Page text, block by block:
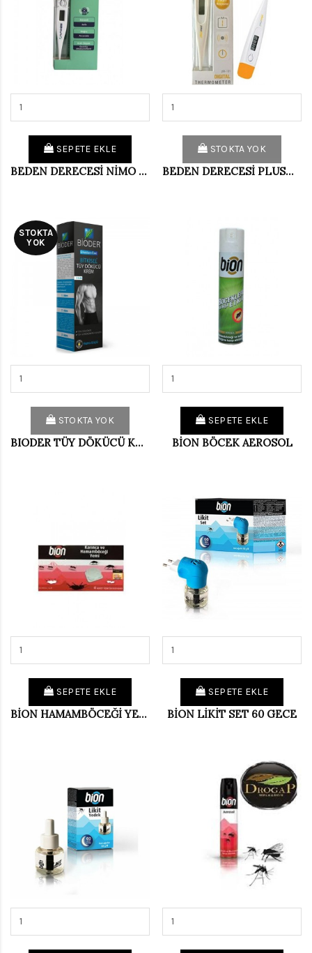
SEPETE EKLE
BEDEN DERECESİ NİMO DİJİTAL
STOKTA YOK
BEDEN DERECESİ PLUSMED DİJİTAL (PKT 20 Lİ)
STOKTA
YOK
STOKTA YOK
BIODER TÜY DÖKÜCÜ KREM ERKEK
SEPETE EKLE
BİON BÖCEK AEROSOL
SEPETE EKLE
BİON HAMAMBÖCEĞİ YEMİ 6'LI
SEPETE EKLE
BİON LİKİT SET 60 GECE